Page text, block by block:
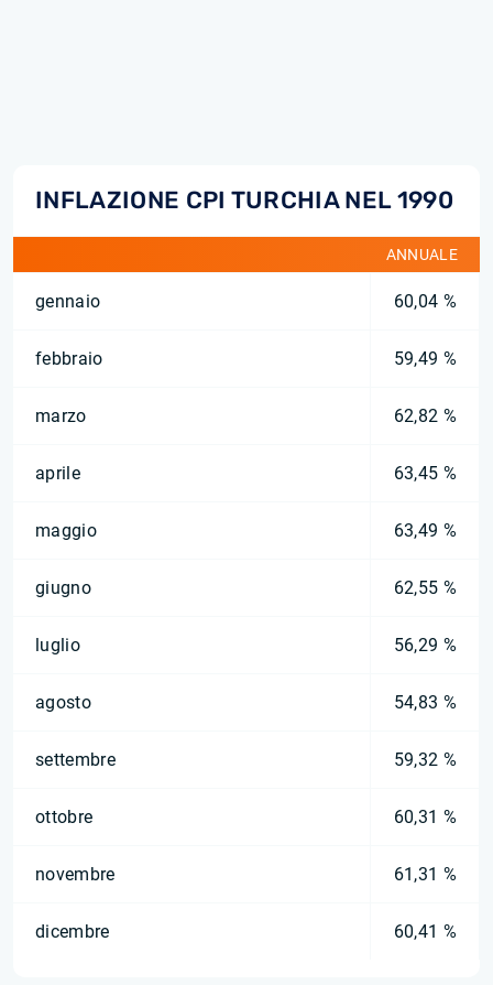
INFLAZIONE CPI TURCHIA NEL 1990
ANNUALE
gennaio 60,04 %
febbraio 59,49 %
marzo 62,82 %
aprile 63,45 %
maggio 63,49 %
giugno 62,55 %
luglio 56,29 %
agosto 54,83 %
settembre 59,32 %
ottobre 60,31 %
novembre 61,31 %
dicembre 60,41 %